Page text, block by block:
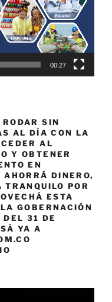
00:27
SIN
AL DÍA CON LA
AL
Y OBTENER
EN
DINERO,
POR
ESTA
GOBERNACIÓN
DEL 31 DE
YA A